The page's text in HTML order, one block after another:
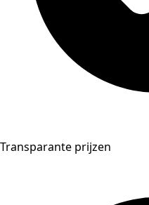
Transparante prijzen